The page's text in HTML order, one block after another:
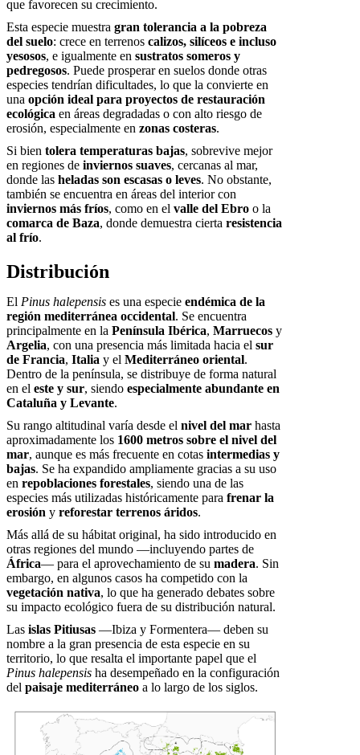
que favorecen su crecimiento.
Esta especie muestra gran tolerancia a la pobreza
del suelo: crece en terrenos calizos, silíceos e incluso
yesosos, e igualmente en sustratos someros y
pedregosos. Puede prosperar en suelos donde otras
especies tendrían dificultades, lo que la convierte en
una opción ideal para proyectos de restauración
ecológica en áreas degradadas o con alto riesgo de
erosión, especialmente en zonas costeras.
Si bien tolera temperaturas bajas, sobrevive mejor
en regiones de inviernos suaves, cercanas al mar,
donde las heladas son escasas o leves. No obstante,
también se encuentra en áreas del interior con
inviernos más fríos, como en el valle del Ebro o la
comarca de Baza, donde demuestra cierta resistencia
al frío.
Distribución
El Pinus halepensis es una especie endémica de la
región mediterránea occidental. Se encuentra
principalmente en la Península Ibérica, Marruecos y
Argelia, con una presencia más limitada hacia el sur
de Francia, Italia y el Mediterráneo oriental.
Dentro de la península, se distribuye de forma natural
en el este y sur, siendo especialmente abundante en
Cataluña y Levante.
Su rango altitudinal varía desde el nivel del mar hasta
aproximadamente los 1600 metros sobre el nivel del
mar, aunque es más frecuente en cotas intermedias y
bajas. Se ha expandido ampliamente gracias a su uso
en repoblaciones forestales, siendo una de las
especies más utilizadas históricamente para frenar la
erosión y reforestar terrenos áridos.
Más allá de su hábitat original, ha sido introducido en
otras regiones del mundo —incluyendo partes de
África— para el aprovechamiento de su madera. Sin
embargo, en algunos casos ha competido con la
vegetación nativa, lo que ha generado debates sobre
su impacto ecológico fuera de su distribución natural.
Las islas Pitiusas —Ibiza y Formentera— deben su
nombre a la gran presencia de esta especie en su
territorio, lo que resalta el importante papel que el
Pinus halepensis ha desempeñado en la configuración
del paisaje mediterráneo a lo largo de los siglos.